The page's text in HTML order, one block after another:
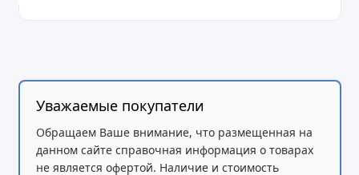
Уважаемые покупатели
Обращаем Ваше внимание, что размещенная на
данном сайте справочная информация о товарах
не является офертой. Наличие и стоимость